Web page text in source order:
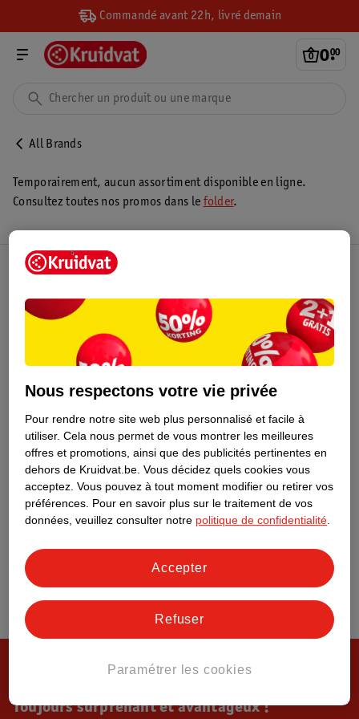
Commandé avant 22h, livré demain
0.
00
All Brands
Temporairement, aucun assortiment disponible en ligne.
Consultez toutes nos promos dans le folder.
Toujours surprenant et avantageux !
Nous respectons votre vie privée
Pour rendre notre site web plus personnalisé et facile à
utiliser. Cela nous permet de vous montrer les meilleures
offres et promotions, ainsi que des publicités pertinentes en
dehors de Kruidvat.be. Vous décidez quels cookies vous
acceptez. Vous pouvez à tout moment modifier ou retirer vos
préférences. Pour en savoir plus sur le traitement de vos
données, veuillez consulter notre politique de confidentialité
Paramétrer les cookies
Refuser
Accepter